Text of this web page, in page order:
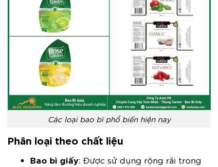
Các loại bao bì phổ biến hiện nay
Phân loại theo chất liệu
Bao bì giấy: Được sử dụng rộng rãi trong